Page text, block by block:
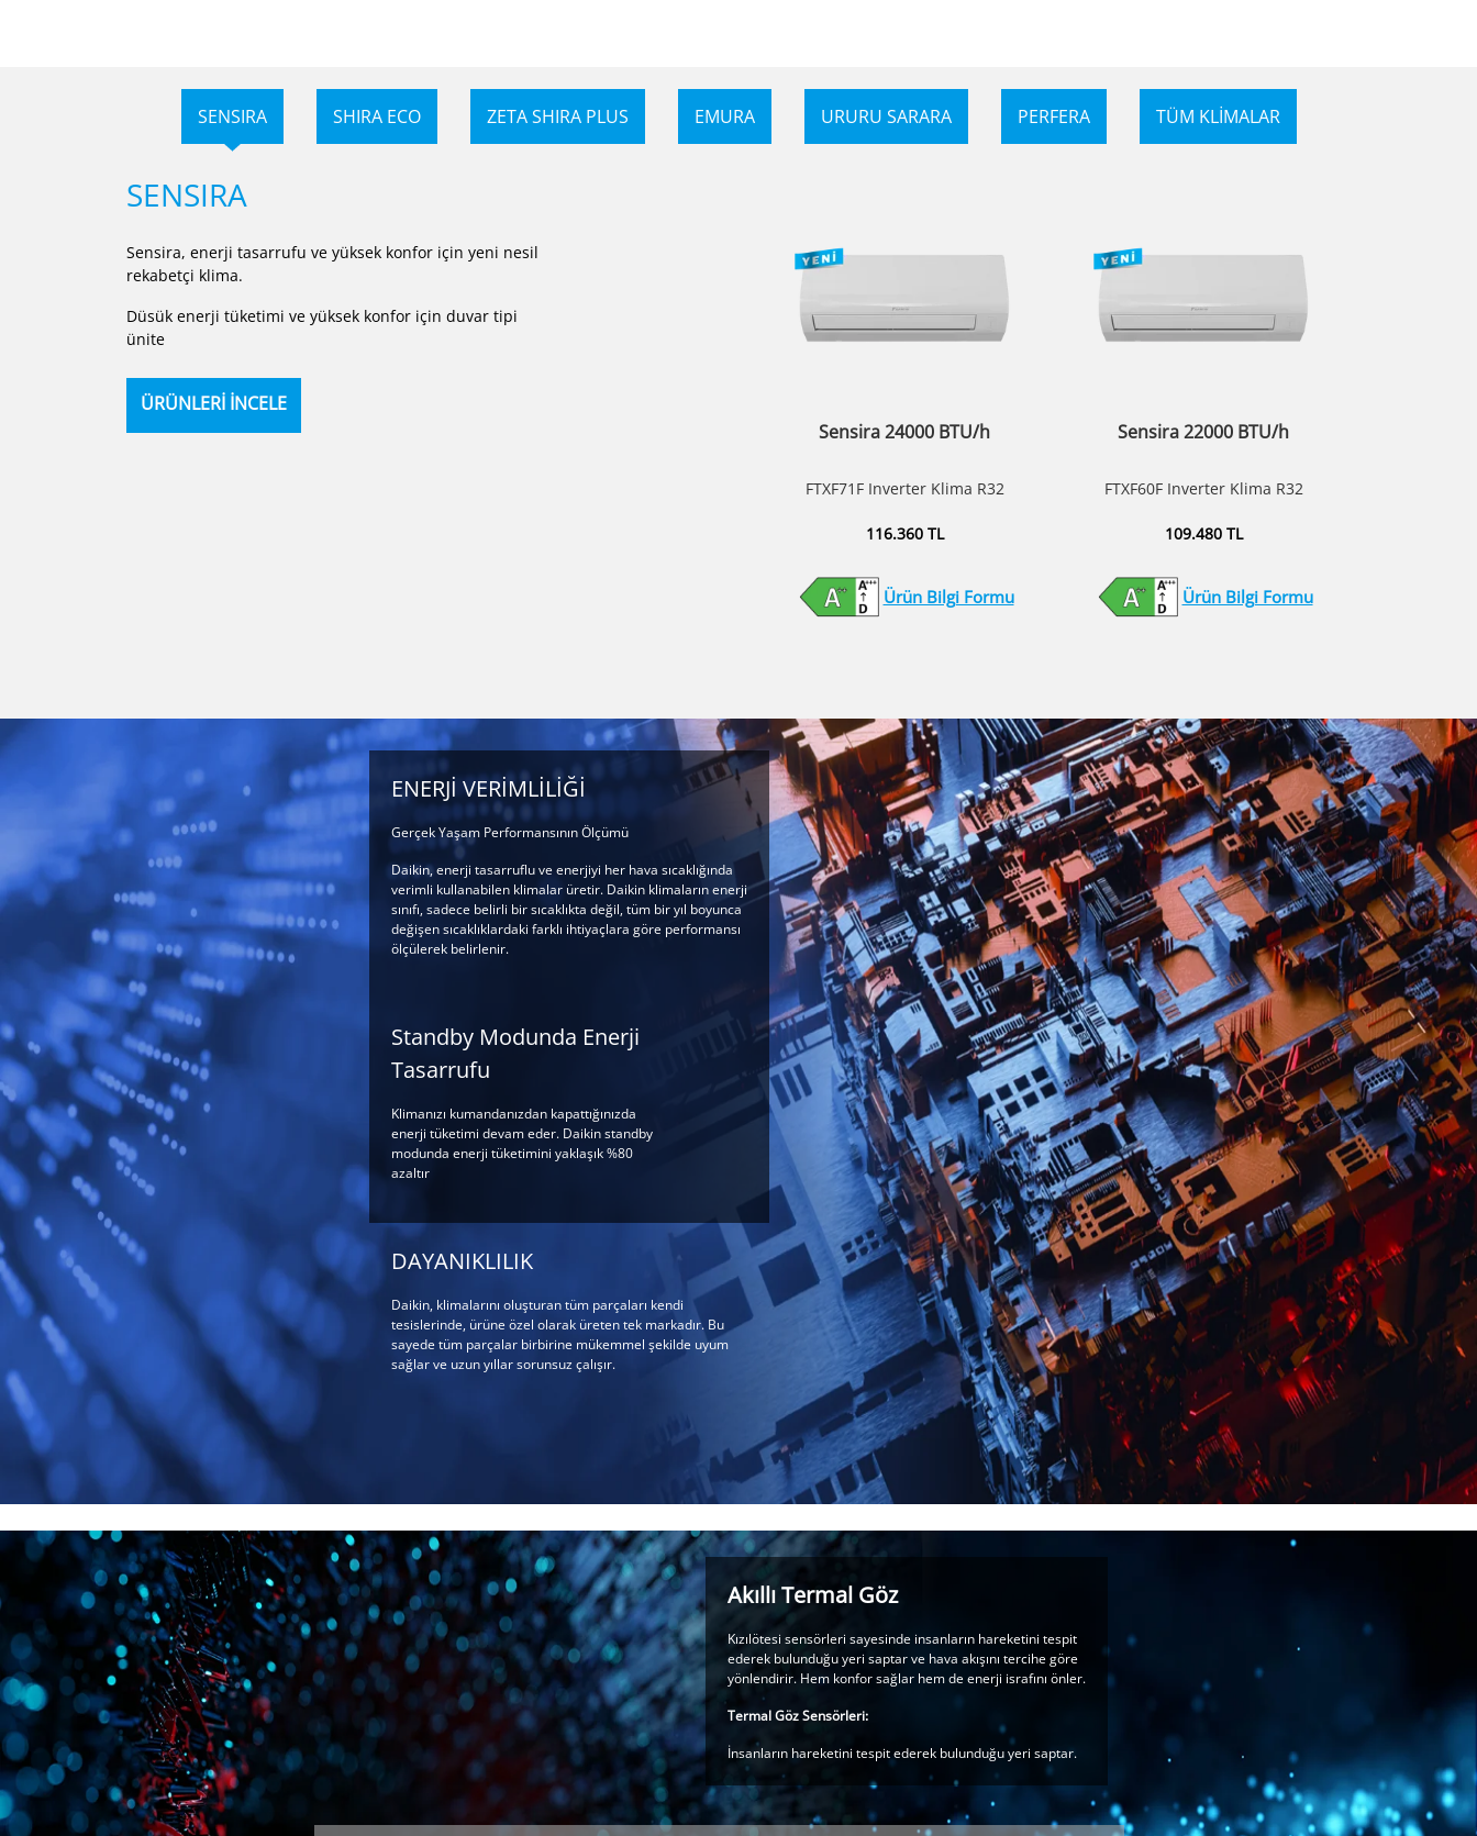
SENSIRA SHIRA ECO ZETA SHIRA PLUS EMURA URURU SARARA PERFERA TÜM KLİMALAR
SENSIRA
Sensira, enerji tasarrufu ve yüksek konfor için yeni nesil
rekabetçi klima.
Düsük enerji tüketimi ve yüksek konfor için duvar tipi
ünite
ÜRÜNLERİ İNCELE
Sensira 24000 BTU/h
FTXF71F Inverter Klima R32
116.360 TL
Ürün Bilgi Formu
Sensira 22000 BTU/h
FTXF60F Inverter Klima R32
109.480 TL
Ürün Bilgi Formu
ENERJİ VERİMLİLİĞİ
Gerçek Yaşam Performansının Ölçümü
Daikin, enerji tasarruflu ve enerjiyi her hava sıcaklığında
verimli kullanabilen klimalar üretir. Daikin klimaların enerji
sınıfı, sadece belirli bir sıcaklıkta değil, tüm bir yıl boyunca
değişen sıcaklıklardaki farklı ihtiyaçlara göre performansı
ölçülerek belirlenir.
Standby Modunda Enerji
Tasarrufu
Klimanızı kumandanızdan kapattığınızda
enerji tüketimi devam eder. Daikin standby
modunda enerji tüketimini yaklaşık %80
azaltır
DAYANIKLILIK
Daikin, klimalarını oluşturan tüm parçaları kendi
tesislerinde, ürüne özel olarak üreten tek markadır. Bu
sayede tüm parçalar birbirine mükemmel şekilde uyum
sağlar ve uzun yıllar sorunsuz çalışır.
Akıllı Termal Göz
Kızılötesi sensörleri sayesinde insanların hareketini tespit
ederek bulunduğu yeri saptar ve hava akışını tercihe göre
yönlendirir. Hem konfor sağlar hem de enerji israfını önler.
Termal Göz Sensörleri:
İnsanların hareketini tespit ederek bulunduğu yeri saptar.